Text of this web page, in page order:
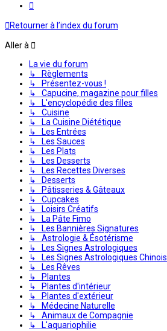
Retourner à l’index du forum
Aller à
La vie du forum
↳ Règlements
↳ Présentez-vous !
↳ Capucine, magazine pour filles
↳ L'encyclopédie des filles
↳ Cuisine
↳ La Cuisine Diététique
↳ Les Entrées
↳ Les Sauces
↳ Les Plats
↳ Les Desserts
↳ Les Recettes Diverses
↳ Desserts
↳ Pâtisseries & Gâteaux
↳ Cupcakes
↳ Loisirs Créatifs
↳ La Pâte Fimo
↳ Les Bannières Signatures
↳ Astrologie & Ésotérisme
↳ Les Signes Astrologiques
↳ Les Signes Astrologiques Chinois
↳ Les Rêves
↳ Plantes
↳ Plantes d'intérieur
↳ Plantes d'extérieur
↳ Médecine Naturelle
↳ Animaux de Compagnie
↳ L'aquariophilie